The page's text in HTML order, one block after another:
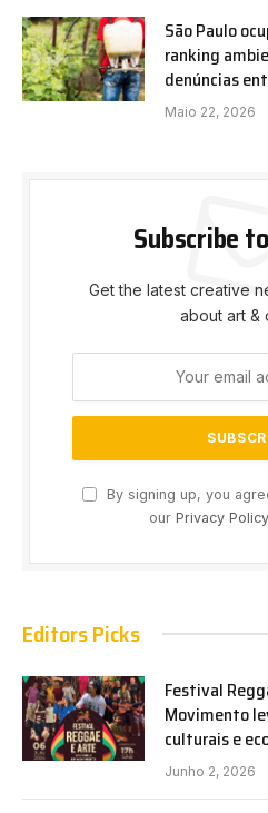
São Paulo
ranking
denúncias
Maio 22, 2026
Subscribe
Get the latest creative
about art &
By signing up, you
our Privacy Policy
Editors Picks
Festival
Movimento
culturais e
Junho 2, 2026